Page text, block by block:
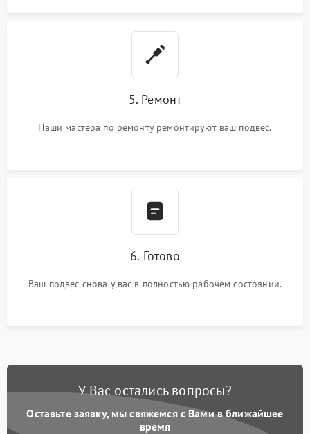
5. Ремонт
Наши мастера по ремонту ремонтируют ваш подвес.
6. Готово
Ваш подвес снова у вас в полностью рабочем состоянии.
У Вас остались вопросы?
Оставьте заявку, мы свяжемся с Вами в ближайшее
время